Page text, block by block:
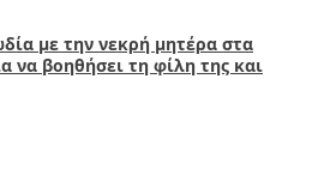
με την νεκρή μητέρα στα
να βοηθήσει τη φίλη της και